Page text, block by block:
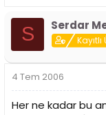
S Serdar
Kayıtlı
4 Tem 2006
Her ne kadar bu